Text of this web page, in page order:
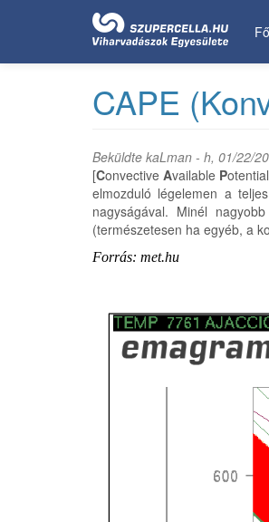
CAPE
Beküldte kaLman - h, 01/22/
[ConvectiveAvailable Potential
elmozduló légelemen a
nagyságával. Minél
(természetesen ha egyéb, a
Forrás: met.hu